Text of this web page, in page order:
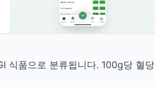
식품으로 분류됩니다. 100g당 혈당